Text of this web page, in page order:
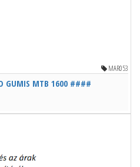
MAR053
GUMIS MTB 1600 ####